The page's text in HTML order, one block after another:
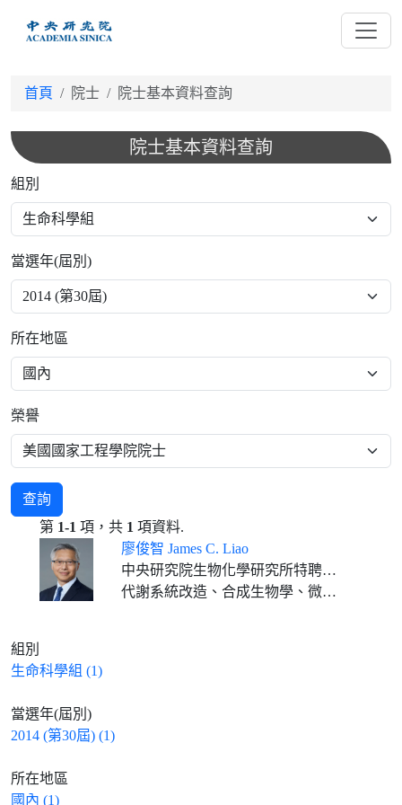
首頁 院士 院士基本資料查詢
院士基本資料查詢
組別
當選年(屆別)
所在地區
榮譽
查詢
第 1-1 項，共 1 項資料.
廖俊智 James C. Liao
中央研究院生物化學研究所特聘研究員
代謝系統改造、合成生物學、微生物合成燃料、生物工程
組別
生命科學組 (1)
當選年(屆別)
2014 (第30屆) (1)
所在地區
國內 (1)